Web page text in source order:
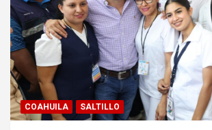
COAHUILA SALTILLO